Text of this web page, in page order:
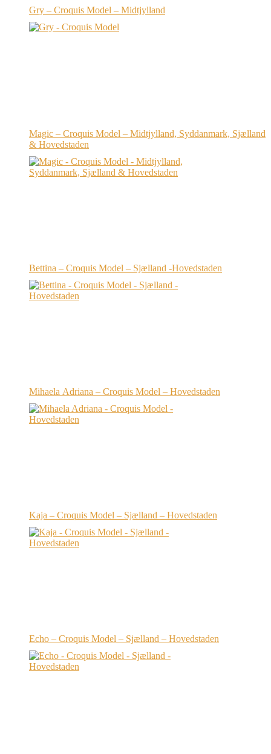
Gry – Croquis Model – Midtjylland
Magic – Croquis Model – Midtjylland, Syddanmark, Sjælland
& Hovedstaden
Bettina – Croquis Model – Sjælland -Hovedstaden
Mihaela Adriana – Croquis Model – Hovedstaden
Kaja – Croquis Model – Sjælland – Hovedstaden
Echo – Croquis Model – Sjælland – Hovedstaden